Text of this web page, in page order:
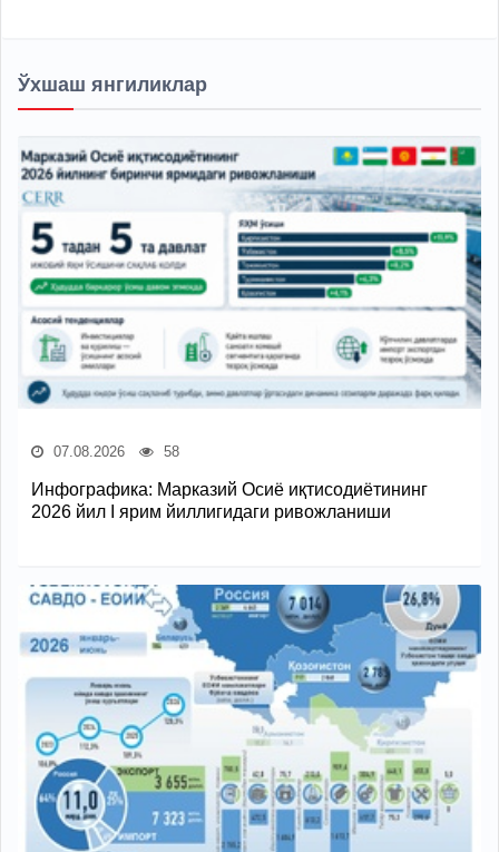
Ўхшаш янгиликлар
07.08.2026 58
Инфографика: Марказий Осиё иқтисодиётининг
2026 йил I ярим йиллигидаги ривожланиши